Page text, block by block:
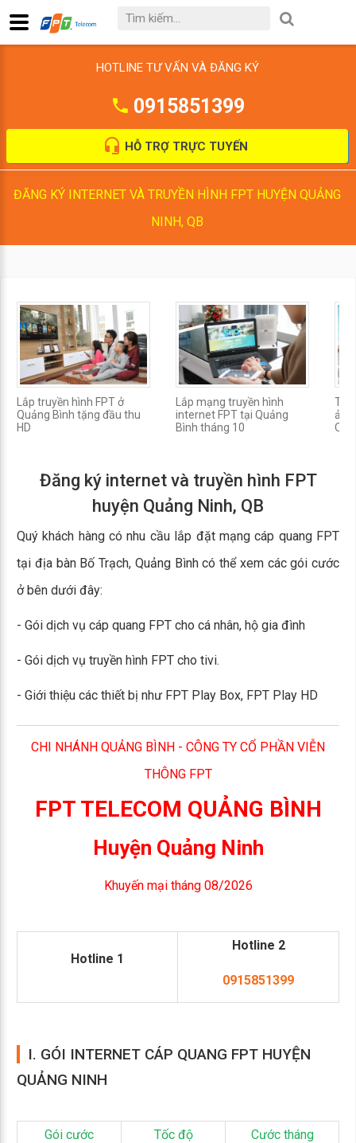
HOTLINE TƯ VẤN VÀ ĐĂNG KÝ
0915851399
HỖ TRỢ TRỰC TUYẾN
ĐĂNG KÝ INTERNET VÀ TRUYỀN HÌNH FPT HUYỆN QUẢNG
NINH, QB
Lắp truyền hình FPT ở
Quảng Bình tặng đầu thu
HD
Lắp mạng truyền hình
internet FPT tại Quảng
Bình tháng 10
ảnh
Đăng ký internet và truyền hình FPT
huyện Quảng Ninh, QB
Quý khách hàng có nhu cầu lắp đặt mạng cáp quang FPT
tại địa bàn Bố Trạch, Quảng Bình có thể xem các gói cước
ở bên dưới đây:
- Gói dịch vụ cáp quang FPT cho cá nhân, hộ gia đình
- Gói dịch vụ truyền hình FPT cho tivi.
- Giới thiệu các thiết bị như FPT Play Box, FPT Play HD
CHI NHÁNH QUẢNG BÌNH - CÔNG TY CỔ PHẦN VIỄN
THÔNG FPT
FPT TELECOM QUẢNG BÌNH
Huyện Quảng Ninh
Khuyến mại tháng 08/2026
Hotline 1
Hotline 2
0915851399
I. GÓI INTERNET CÁP QUANG FPT HUYỆN
QUẢNG NINH
Gói cước Tốc độ
Cước tháng